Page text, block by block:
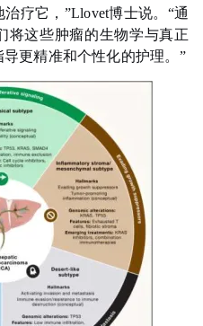
疗它，”Llovet博士说。“通
将这些肿瘤的生物学与真正
更精准和个性化的护理。”